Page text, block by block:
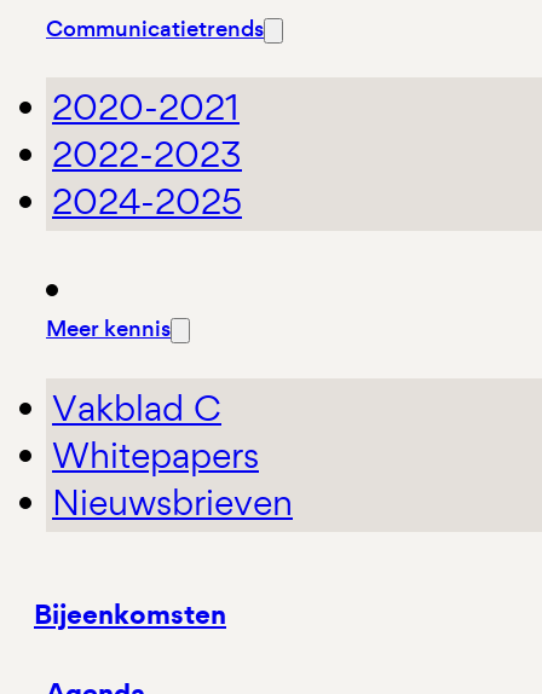
Communicatietrends
2020-2021
2022-2023
2024-2025
Meer kennis
Vakblad C
Whitepapers
Nieuwsbrieven
Bijeenkomsten